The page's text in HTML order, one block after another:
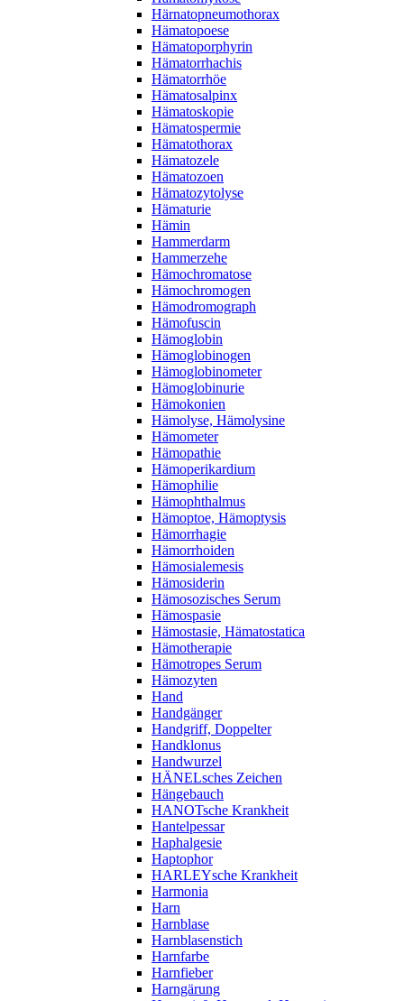
Härnatopneumothorax
Hämatopoese
Hämatoporphyrin
Hämatorrhachis
Hämatorrhöe
Hämatosalpinx
Hämatoskopie
Hämatospermie
Hämatothorax
Hämatozele
Hämatozoen
Hämatozytolyse
Hämaturie
Hämin
Hammerdarm
Hammerzehe
Hämochromatose
Hämochromogen
Hämodromograph
Hämofuscin
Hämoglobin
Hämoglobinogen
Hämoglobinometer
Hämoglobinurie
Hämokonien
Hämolyse, Hämolysine
Hämometer
Hämopathie
Hämoperikardium
Hämophilie
Hämophthalmus
Hämoptoe, Hämoptysis
Hämorrhagie
Hämorrhoiden
Hämosialemesis
Hämosiderin
Hämosozisches Serum
Hämospasie
Hämostasie, Hämatostatica
Hämotherapie
Hämotropes Serum
Hämozyten
Hand
Handgänger
Handgriff, Doppelter
Handklonus
Handwurzel
HÄNELsches Zeichen
Hängebauch
HANOTsche Krankheit
Hantelpessar
Haphalgesie
Haptophor
HARLEYsche Krankheit
Harmonia
Harn
Harnblase
Harnblasenstich
Harnfarbe
Harnfieber
Harngärung